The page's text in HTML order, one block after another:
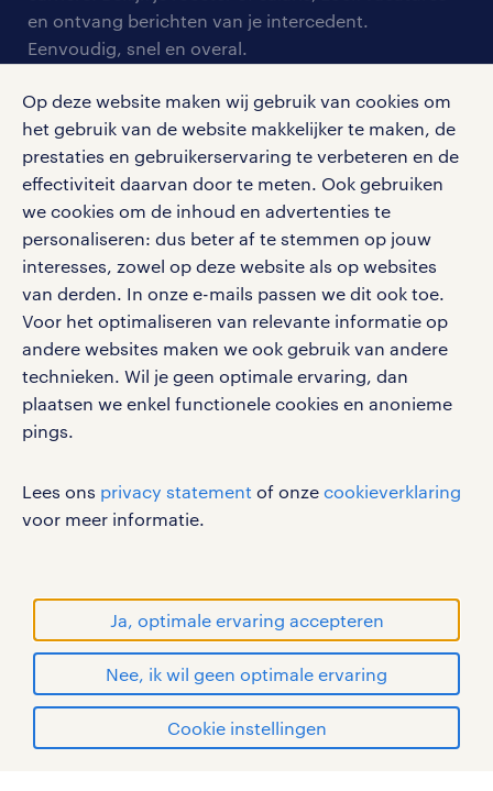
Op deze website maken wij gebruik van cookies om
het gebruik van de website makkelijker te maken, de
prestaties en gebruikerservaring te verbeteren en de
effectiviteit daarvan door te meten. Ook gebruiken
we cookies om de inhoud en advertenties te
personaliseren: dus beter af te stemmen op jouw
interesses, zowel op deze website als op websites
van derden. In onze e-mails passen we dit ook toe.
Voor het optimaliseren van relevante informatie op
andere websites maken we ook gebruik van andere
technieken. Wil je geen optimale ervaring, dan
plaatsen we enkel functionele cookies en anonieme
pings.
Lees ons privacy statement of onze cookieverklaring
voor meer informatie.
Ja, optimale ervaring accepteren
Nee, ik wil geen optimale ervaring
Cookie instellingen
solliciteren
aanmelden nieuwsbrief
salarischecker
pers
klachten en misstanden
en ontvang berichten van je intercedent.
Eenvoudig, snel en overal.
google play store
social media
Volg ons voor de leukste content omtrent
vacatures, solliciteren en inspiratie.
werken bij randstad
privacystatement
sitemap
RANDSTAD, HUMAN FORWARD en SHAPING THE
WORLD OF WORK zijn geregistreerde
handelsmerken van Randstad N.V.